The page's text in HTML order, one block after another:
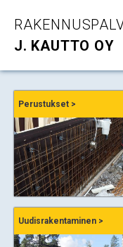
J. KAUTTO OY
Perustukset >
Uudisrakentaminen >